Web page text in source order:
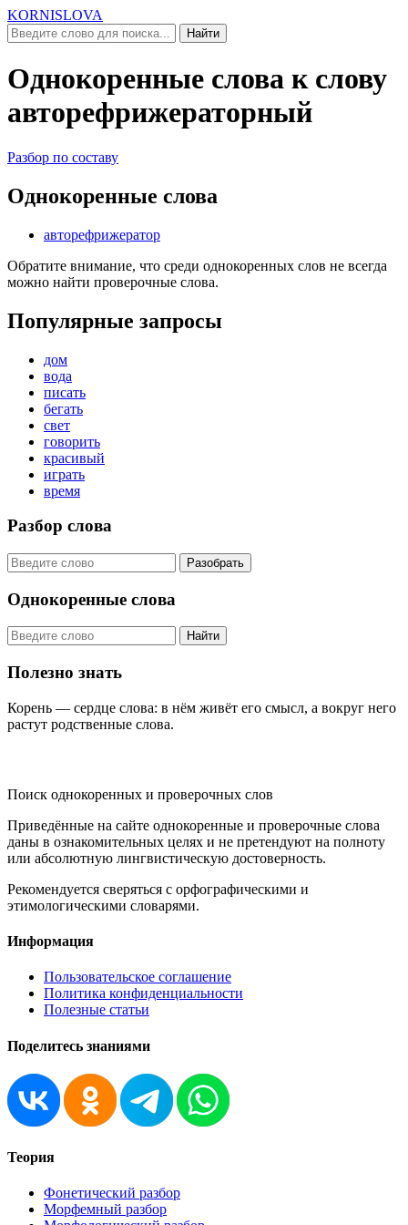
KORNISLOVA
Найти
Однокоренные слова к слову
авторефрижераторный
Разбор по составу
Однокоренные слова
авторефрижератор
Обратите внимание, что среди однокоренных слов не всегда
можно найти проверочные слова.
Популярные запросы
дом
вода
писать
бегать
свет
говорить
красивый
играть
время
Разбор слова
Разобрать
Однокоренные слова
Найти
Полезно знать
Корень — сердце слова: в нём живёт его смысл, а вокруг него
растут родственные слова.
Поиск однокоренных и проверочных слов
Приведённые на сайте однокоренные и проверочные слова
даны в ознакомительных целях и не претендуют на полноту
или абсолютную лингвистическую достоверность.
Рекомендуется сверяться с орфографическими и
этимологическими словарями.
Информация
Пользовательское соглашение
Политика конфиденциальности
Полезные статьи
Поделитесь знаниями
Теория
Фонетический разбор
Морфемный разбор